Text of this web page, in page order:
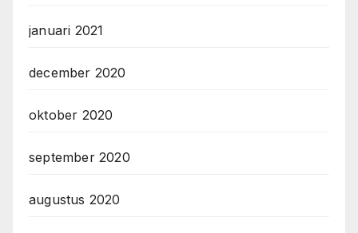
januari 2021
december 2020
oktober 2020
september 2020
augustus 2020